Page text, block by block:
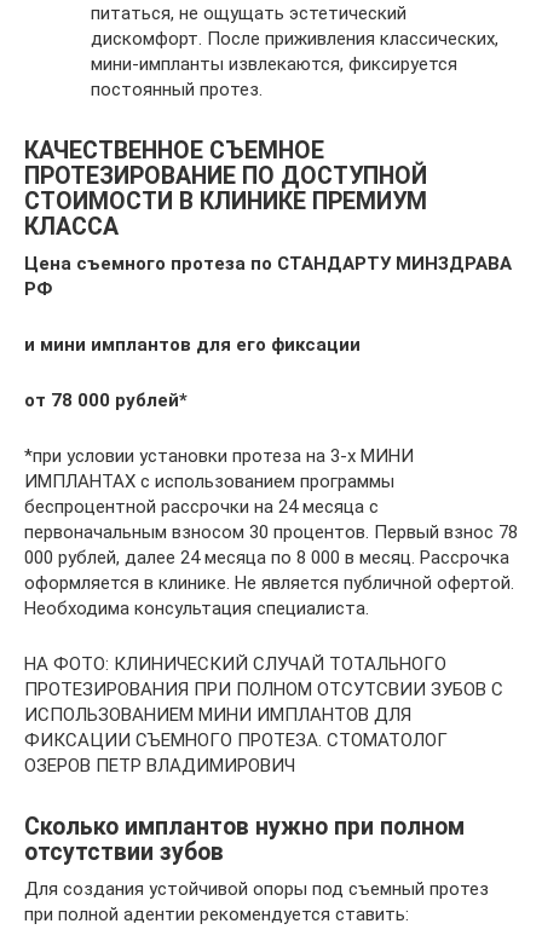
питаться, не ощущать эстетический
дискомфорт. После приживления классических,
мини-импланты извлекаются, фиксируется
постоянный протез.
КАЧЕСТВЕННОЕ СЪЕМНОЕ
ПРОТЕЗИРОВАНИЕ ПО ДОСТУПНОЙ
СТОИМОСТИ В КЛИНИКЕ ПРЕМИУМ
КЛАССА
Цена съемного протеза по СТАНДАРТУ МИНЗДРАВА
РФ
и мини имплантов для его фиксации
от 78 000 рублей*
*при условии установки протеза на 3-х МИНИ
ИМПЛАНТАХ с использованием программы
беспроцентной рассрочки на 24 месяца с
первоначальным взносом 30 процентов. Первый взнос 78
000 рублей, далее 24 месяца по 8 000 в месяц. Рассрочка
оформляется в клинике. Не является публичной офертой.
Необходима консультация специалиста.
НА ФОТО: КЛИНИЧЕСКИЙ СЛУЧАЙ ТОТАЛЬНОГО
ПРОТЕЗИРОВАНИЯ ПРИ ПОЛНОМ ОТСУТСВИИ ЗУБОВ С
ИСПОЛЬЗОВАНИЕМ МИНИ ИМПЛАНТОВ ДЛЯ
ФИКСАЦИИ СЪЕМНОГО ПРОТЕЗА. СТОМАТОЛОГ
ОЗЕРОВ ПЕТР ВЛАДИМИРОВИЧ
Сколько имплантов нужно при полном
отсутствии зубов
Для создания устойчивой опоры под съемный протез
при полной адентии рекомендуется ставить: